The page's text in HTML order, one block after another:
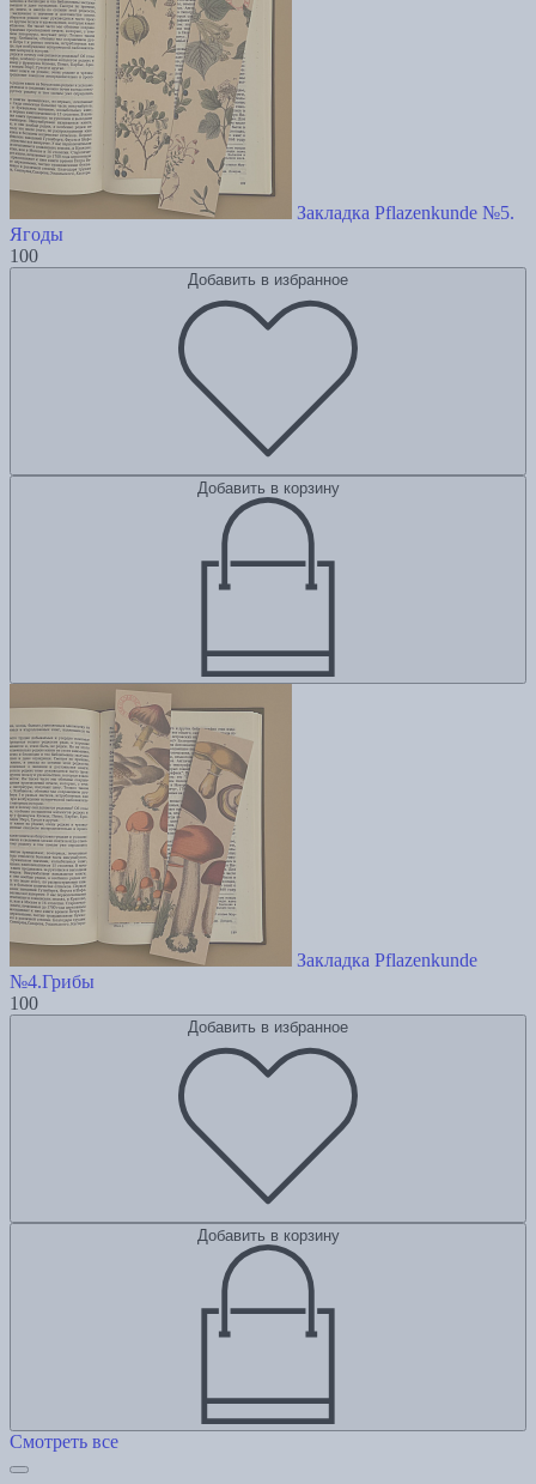
Закладка Pflazenkunde №5.
Ягоды
100
Добавить в избранное
Добавить в корзину
Закладка Pflazenkunde
№4.Грибы
100
Добавить в избранное
Добавить в корзину
Смотреть все